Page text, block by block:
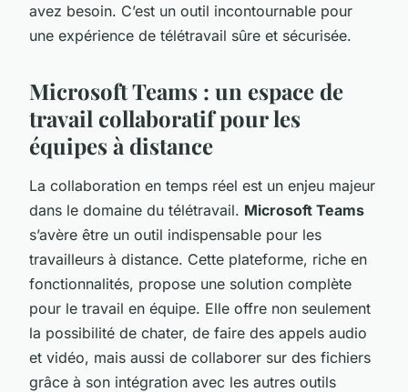
avez besoin. C’est un outil incontournable pour
une expérience de télétravail sûre et sécurisée.
Microsoft Teams : un espace de
travail collaboratif pour les
équipes à distance
La collaboration en temps réel est un enjeu majeur
dans le domaine du télétravail. Microsoft Teams
s’avère être un outil indispensable pour les
travailleurs à distance. Cette plateforme, riche en
fonctionnalités, propose une solution complète
pour le travail en équipe. Elle offre non seulement
la possibilité de chater, de faire des appels audio
et vidéo, mais aussi de collaborer sur des fichiers
grâce à son intégration avec les autres outils